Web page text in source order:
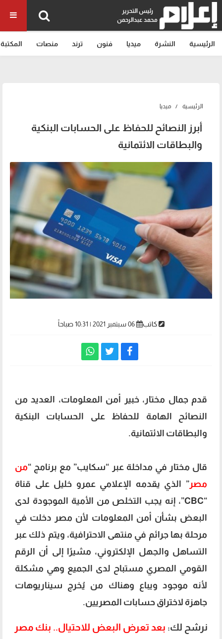
رئيس التحرير
محمد عبدالرحمن
الرئيسية النشرة ميديا فنون ترند منصات المكتبة
الرئيسية ميديا
أبرز النصائح للحفاظ على الحسابات البنكية
والبطاقات الائتمانية
كاتب 06 سبتمبر 2021 | 10:31 صباحاً
قدم جمال مختار، خبير أمن المعلومات، العديد من
النصائح الهامة للحفاظ على الحسابات البنكية
والبطاقات الائتمانية.
قال مختار في مداخلة عبر “سكايب” مع برنامج “من
مصر ” الذي يقدمه الإعلامي عمرو خليل على قناة
“CBC”، إنه يجب التخلص من الأمية الموجودة لدى
البعض بشأن أمن المعلومات لأن مصر دخلت في
مرحلة بها جرائم في منتهى الاحترافية، ويتم ذلك عبر
التساهل والجهل الإلكتروني، مشيرًا إلى أن الرقم
القومي المصري مستباح لدى الجميع وهي مشكلة
لأنه موجود ويباع وهناك من يُخرج سيناريوهات
جاهزة لاختراق حسابات المصريين.
نرشح لك: بعد تعرض البعض للاحتيال.. بنك مصر